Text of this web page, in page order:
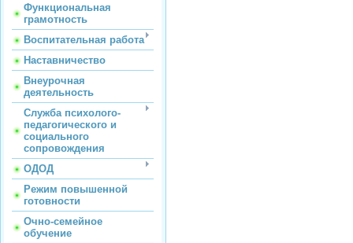
Функциональная
грамотность
Воспитательная работа
Наставничество
Внеурочная
деятельность
Служба психолого-
педагогического и
социального
сопровождения
ОДОД
Режим повышенной
готовности
Очно-семейное
обучение